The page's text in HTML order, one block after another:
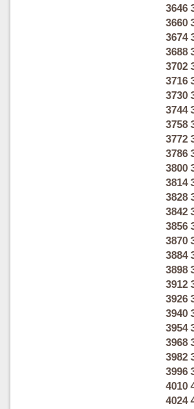
3646
3660
3674
3688
3702
3716
3730
3744
3758
3772
3786
3800
3814
3828
3842
3856
3870
3884
3898
3912
3926
3940
3954
3968
3982
3996
4010
4024